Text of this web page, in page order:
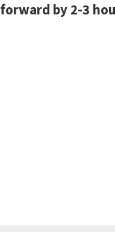
forward by 2-3